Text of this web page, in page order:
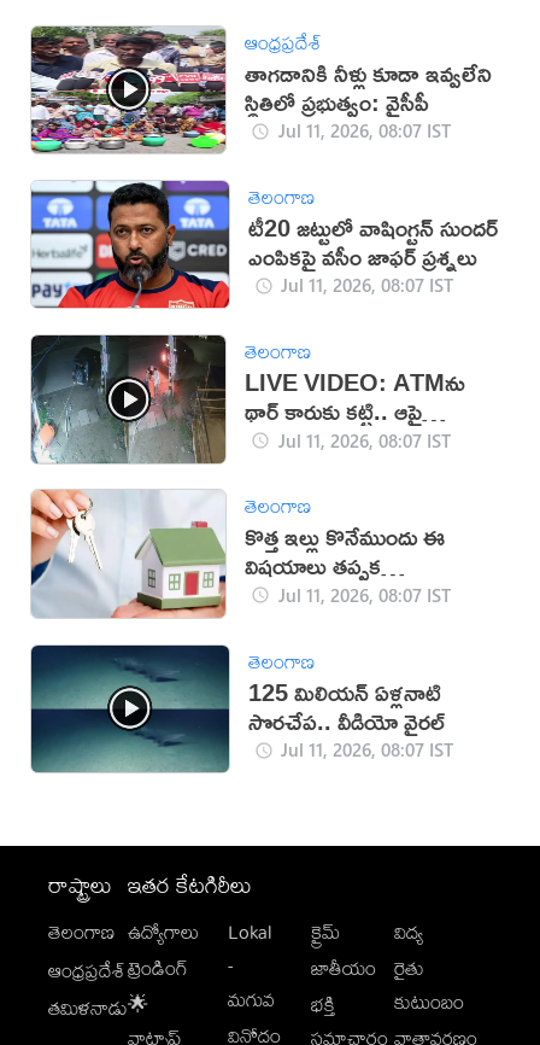
ఆంధ్రప్రదేశ్
తాగడానికి నీళ్లు కూడా ఇవ్వలేని
స్థితిలో ప్రభుత్వం: వైసీపీ
Jul 11, 2026, 08:07 IST
తెలంగాణ
టీ20 జట్టులో వాషింగ్టన్ సుందర్
ఎంపికపై వసీం జాఫర్ ప్రశ్నలు
Jul 11, 2026, 08:07 IST
తెలంగాణ
LIVE VIDEO: ATMను
థార్ కారుకు కట్టి.. ఆపై
దోచేశారు
Jul 11, 2026, 08:07 IST
తెలంగాణ
కొత్త ఇల్లు కొనేముందు ఈ
విషయాలు తప్పక
పరిశీలించండి!
Jul 11, 2026, 08:07 IST
తెలంగాణ
125 మిలియన్ ఏళ్లనాటి
సొరచేప.. వీడియో వైరల్
Jul 11, 2026, 08:07 IST
రాష్ట్రాలు
తెలంగాణ
ఆంధ్రప్రదేశ్
తమిళనాడు
ఇతర కేటగిరీలు
ఉద్యోగాలు
ట్రెండింగ్
🌟
Lokal
-
మగువ
వినోదం
క్రైమ్
జాతీయం
భక్తి
విద్య
రైతు
కుటుంబం